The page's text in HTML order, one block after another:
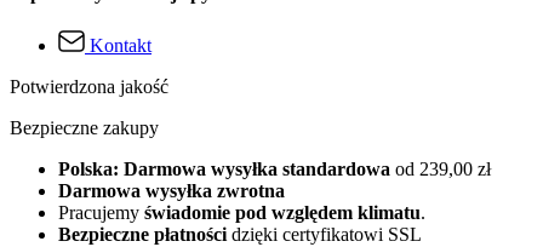
Kontakt
Potwierdzona jakość
Bezpieczne zakupy
Polska: Darmowa wysyłka standardowa od 239,00 zł
Darmowa wysyłka zwrotna
Pracujemy świadomie pod względem klimatu.
Bezpieczne płatności dzięki certyfikatowi SSL